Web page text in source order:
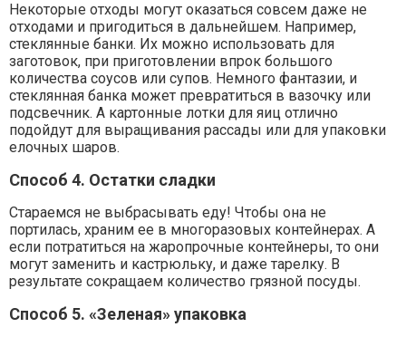
Некоторые отходы могут оказаться совсем даже не
отходами и пригодиться в дальнейшем. Например,
стеклянные банки. Их можно использовать для
заготовок, при приготовлении впрок большого
количества соусов или супов. Немного фантазии, и
стеклянная банка может превратиться в вазочку или
подсвечник. А картонные лотки для яиц отлично
подойдут для выращивания рассады или для упаковки
елочных шаров.
Способ 4. Остатки сладки
Стараемся не выбрасывать еду! Чтобы она не
портилась, храним ее в многоразовых контейнерах. А
если потратиться на жаропрочные контейнеры, то они
могут заменить и кастрюльку, и даже тарелку. В
результате сокращаем количество грязной посуды.
Способ 5. «Зеленая» упаковка